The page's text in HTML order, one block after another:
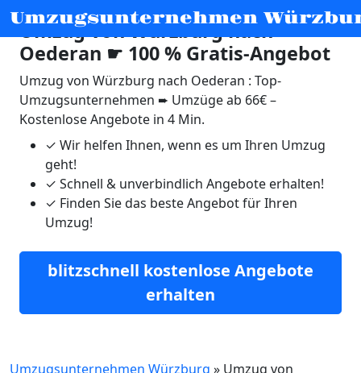
Umzugsunternehmen
Umzug von Würzburg nach
Oederan ☛ 100 % Gratis-Angebot
Umzug von Würzburg nach Oederan : Top-
Umzugsunternehmen ➨ Umzüge ab 66€ –
Kostenlose Angebote in 4 Min.
✓ Wir helfen Ihnen, wenn es um Ihren Umzug
geht!
✓ Schnell & unverbindlich Angebote erhalten!
✓ Finden Sie das beste Angebot für Ihren
Umzug!
blitzschnell kostenlose Angebote
erhalten
Umzugsunternehmen Würzburg » Umzug von